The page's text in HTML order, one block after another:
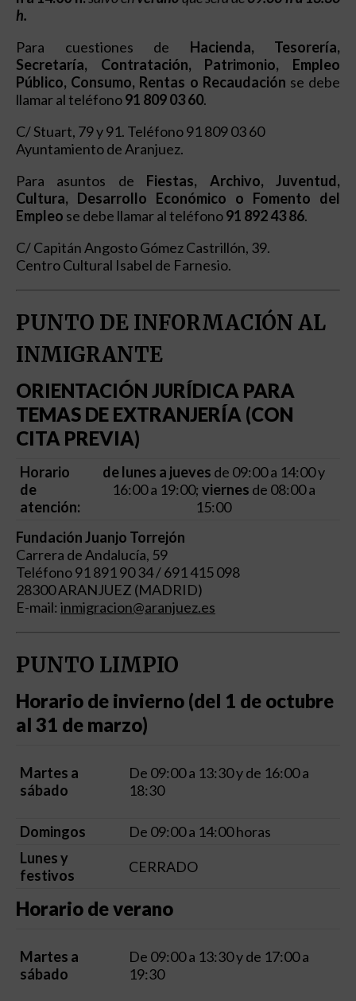
h.
Para cuestiones de Hacienda, Tesorería,
Secretaría, Contratación, Patrimonio, Empleo
Público, Consumo, Rentas o Recaudación se debe
llamar al teléfono91 809 03 60.
C/ Stuart, 79 y 91. Teléfono 91 809 03 60
Ayuntamiento de Aranjuez.
Para asuntos de Fiestas, Archivo, Juventud,
Cultura, Desarrollo Económico o Fomento del
Empleo se debe llamar al teléfono91 892 43 86.
C/ Capitán Angosto Gómez Castrillón, 39.
Centro Cultural Isabel de Farnesio.
PUNTO DE INFORMACIÓN AL
INMIGRANTE
ORIENTACIÓN JURÍDICA PARA
TEMAS DE EXTRANJERÍA (CON
CITA PREVIA)
Horario
de
atención:
de lunes a jueves de 09:00 a 14:00 y
16:00 a 19:00; viernes de 08:00 a
15:00
Fundación Juanjo Torrejón
Carrera de Andalucía, 59
Teléfono 91 891 90 34 / 691 415 098
28300 ARANJUEZ (MADRID)
E-mail: inmigracion@aranjuez.es
PUNTO LIMPIO
Horario de invierno (del 1 de octubre
al 31 de marzo)
Martes a
sábado
De 09:00 a 13:30 y de 16:00 a
18:30
Domingos
De 09:00 a 14:00 horas
Lunes y
festivos
CERRADO
Horario de verano
Martes a
sábado
De 09:00 a 13:30 y de 17:00 a
19:30